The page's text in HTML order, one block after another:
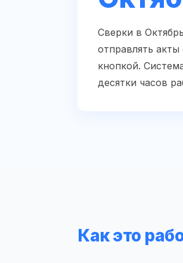
Сверки в
отправлять
кнопкой.
десятки часов
Как это